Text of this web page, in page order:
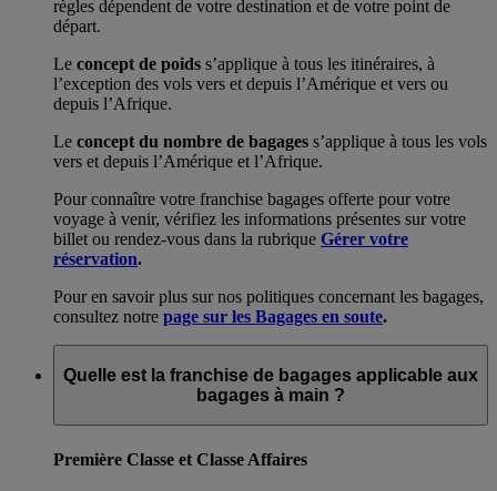
règles dépendent de votre destination et de votre point de
départ.
Le concept de poids s’applique à tous les itinéraires, à
l’exception des vols vers et depuis l’Amérique et vers ou
depuis l’Afrique.
Le concept du nombre de bagages s’applique à tous les vols
vers et depuis l’Amérique et l’Afrique.
Pour connaître votre franchise bagages offerte pour votre
voyage à venir, vérifiez les informations présentes sur votre
billet ou rendez-vous dans la rubrique Gérer votre
réservation.
Pour en savoir plus sur nos politiques concernant les bagages,
consultez notre page sur les Bagages en soute.
Quelle est la franchise de bagages applicable aux
bagages à main ?
Première Classe et Classe Affaires